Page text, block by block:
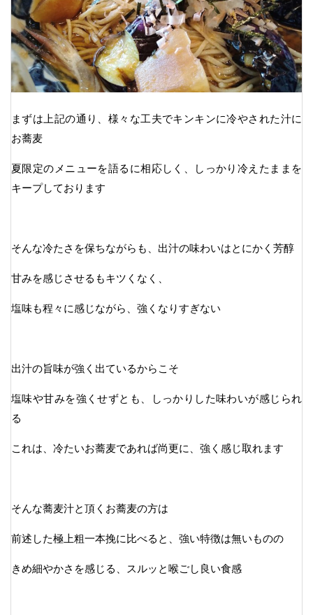
まずは上記の通り、様々な工夫でキンキンに冷やされた汁に
お蕎麦
夏限定のメニューを語るに相応しく、しっかり冷えたままを
キープしております
そんな冷たさを保ちながらも、出汁の味わいはとにかく芳醇
甘みを感じさせるもキツくなく、
塩味も程々に感じながら、強くなりすぎない
出汁の旨味が強く出ているからこそ
塩味や甘みを強くせずとも、しっかりした味わいが感じられ
る
これは、冷たいお蕎麦であれば尚更に、強く感じ取れます
そんな蕎麦汁と頂くお蕎麦の方は
前述した極上粗一本挽に比べると、強い特徴は無いものの
きめ細やかさを感じる、スルッと喉ごし良い食感